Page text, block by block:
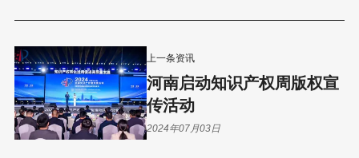
上一条资讯
河南启动知识产权周版权宣
传活动
2024年07月03日